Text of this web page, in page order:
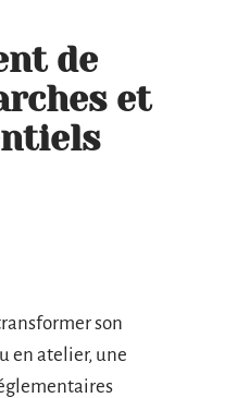
de
et
son
en atelier, une